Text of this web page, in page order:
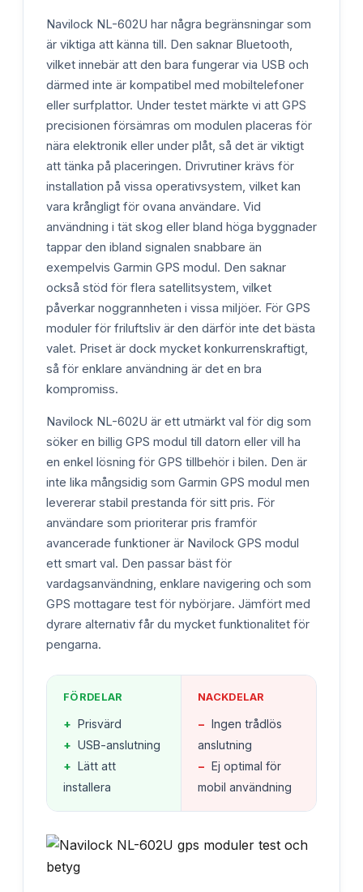
Navilock NL-602U har några begränsningar som
är viktiga att känna till. Den saknar Bluetooth,
vilket innebär att den bara fungerar via USB och
därmed inte är kompatibel med mobiltelefoner
eller surfplattor. Under testet märkte vi att GPS
precisionen försämras om modulen placeras för
nära elektronik eller under plåt, så det är viktigt
att tänka på placeringen. Drivrutiner krävs för
installation på vissa operativsystem, vilket kan
vara krångligt för ovana användare. Vid
användning i tät skog eller bland höga byggnader
tappar den ibland signalen snabbare än
exempelvis Garmin GPS modul. Den saknar
också stöd för flera satellitsystem, vilket
påverkar noggrannheten i vissa miljöer. För GPS
moduler för friluftsliv är den därför inte det bästa
valet. Priset är dock mycket konkurrenskraftigt,
så för enklare användning är det en bra
kompromiss.
Navilock NL-602U är ett utmärkt val för dig som
söker en billig GPS modul till datorn eller vill ha
en enkel lösning för GPS tillbehör i bilen. Den är
inte lika mångsidig som Garmin GPS modul men
levererar stabil prestanda för sitt pris. För
användare som prioriterar pris framför
avancerade funktioner är Navilock GPS modul
ett smart val. Den passar bäst för
vardagsanvändning, enklare navigering och som
GPS mottagare test för nybörjare. Jämfört med
dyrare alternativ får du mycket funktionalitet för
pengarna.
FÖRDELAR
+ Prisvärd
+ USB-anslutning
+ Lätt att
installera
NACKDELAR
− Ingen trådlös
anslutning
− Ej optimal för
mobil användning